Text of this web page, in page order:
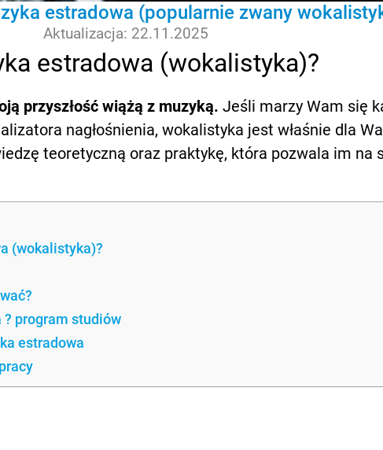
estradowa (popularnie zwany
Aktualizacja: 22.11.2025
estradowa (wokalistyka)?
przyszłość wiążą z muzyką. Jeśli marzy Wam się
nagłośnienia, wokalistyka jest właśnie dla
teoretyczną oraz praktykę, która pozwala im na
(wokalistyka)?
program studiów
estradowa